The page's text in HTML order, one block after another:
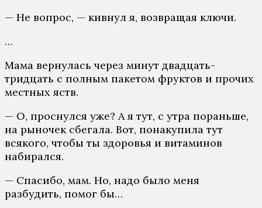
— Не вопрос, — кивнул я, возвращая ключи.
…
Мама вернулась через минут двадцать-
тридцать с полным пакетом фруктов и прочих
местных яств.
— О, проснулся уже? А я тут, с утра пораньше,
на рыночек сбегала. Вот, понакупила тут
всякого, чтобы ты здоровья и витаминов
набирался.
— Спасибо, мам. Но, надо было меня
разбудить, помог бы…